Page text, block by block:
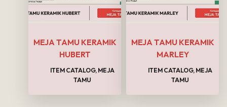
MEJA TAMU KERAMIK
HUBERT
ITEM CATALOG, MEJA
TAMU
MEJA TAMU KERAMIK
MARLEY
ITEM CATALOG, MEJA
TAMU